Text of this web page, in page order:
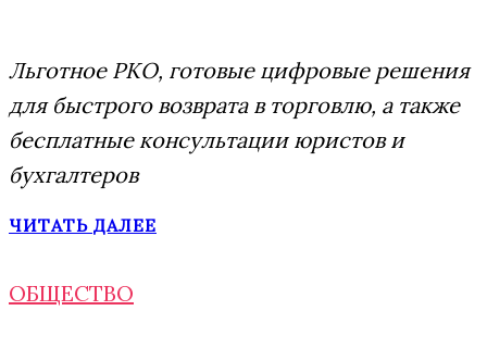
Льготное РКО, готовые цифровые решения
для быстрого возврата в торговлю, а также
бесплатные консультации юристов и
бухгалтеров
ЧИТАТЬ ДАЛЕЕ
ОБЩЕСТВО